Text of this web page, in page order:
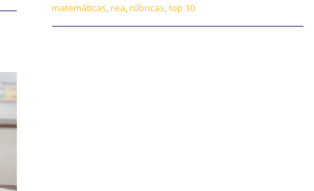
matemáticas,rea,rúbricas,top 10